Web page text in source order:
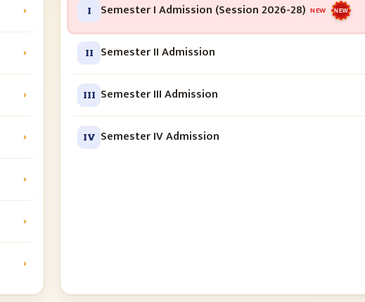
›
›
›
›
›
›
›
I Semester I Admission (Session 2026-28) NEW NEW
II Semester II Admission
III Semester III Admission
IV Semester IV Admission